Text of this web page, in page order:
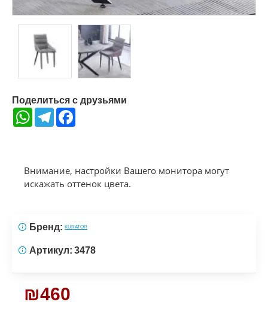
Поделиться с друзьями
WhatsAppTelegram
Внимание, настройки Вашего монитора могут
искажать оттенок цвета.
₪460
Бренд: KURATOR
Артикул: 3478